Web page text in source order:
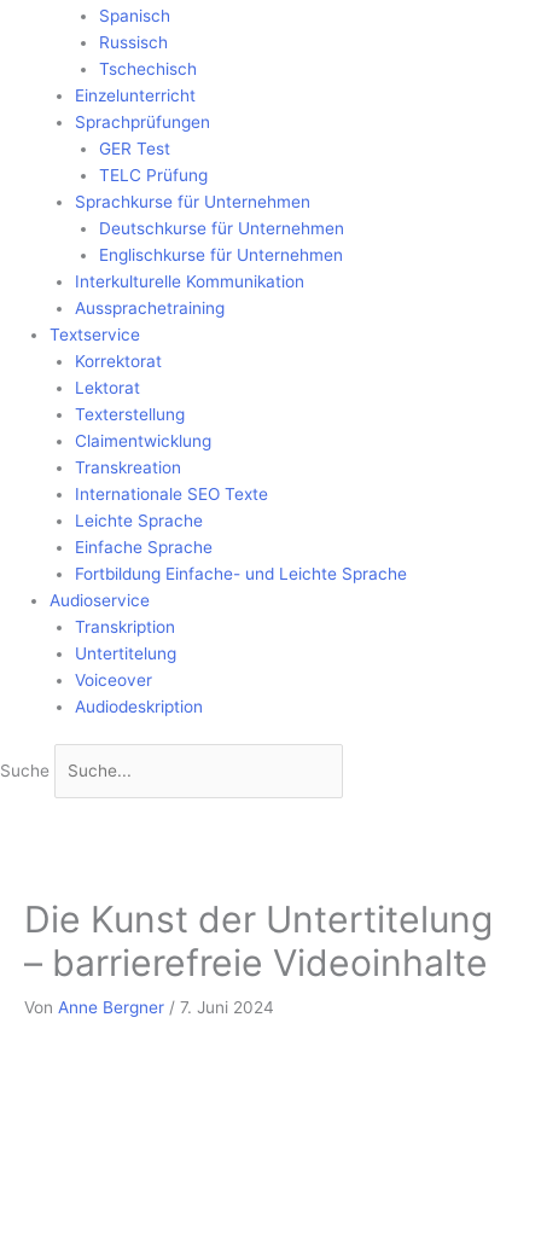
Spanisch
Russisch
Tschechisch
Einzelunterricht
Sprachprüfungen
GER Test
TELC Prüfung
Sprachkurse für Unternehmen
Deutschkurse für Unternehmen
Englischkurse für Unternehmen
Interkulturelle Kommunikation
Aussprachetraining
Textservice
Korrektorat
Lektorat
Texterstellung
Claimentwicklung
Transkreation
Internationale SEO Texte
Leichte Sprache
Einfache Sprache
Fortbildung Einfache- und Leichte Sprache
Audioservice
Transkription
Untertitelung
Voiceover
Audiodeskription
Suche
Die Kunst der Untertitelung
– barrierefreie Videoinhalte
Von Anne Bergner / 7. Juni 2024